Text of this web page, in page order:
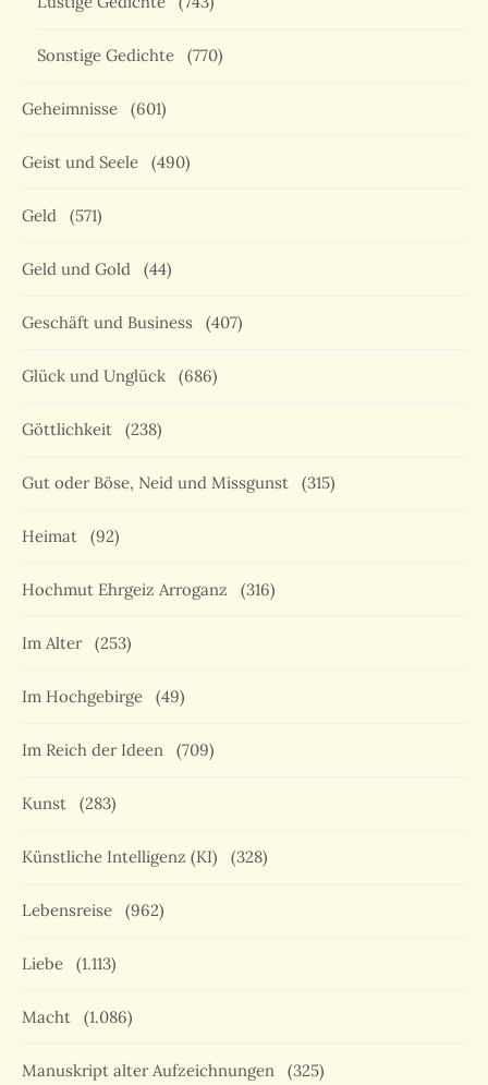
Sonstige Gedichte (770)
Geheimnisse (601)
Geist und Seele (490)
Geld (571)
Geld und Gold (44)
Geschäft und Business (407)
Glück und Unglück (686)
Göttlichkeit (238)
Gut oder Böse, Neid und Missgunst (315)
Heimat (92)
Hochmut Ehrgeiz Arroganz (316)
Im Alter (253)
Im Hochgebirge (49)
Im Reich der Ideen (709)
Kunst (283)
Künstliche Intelligenz (KI) (328)
Lebensreise (962)
Liebe (1.113)
Macht (1.086)
Manuskript alter Aufzeichnungen (325)